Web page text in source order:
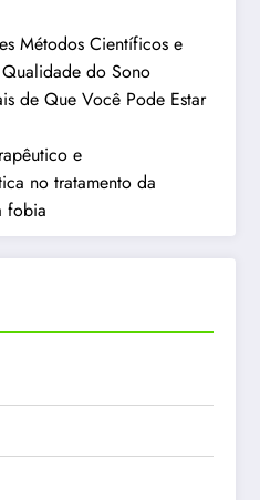
Métodos Científicos e
do Sono
de Que Você Pode Estar
e
no tratamento da
fobia